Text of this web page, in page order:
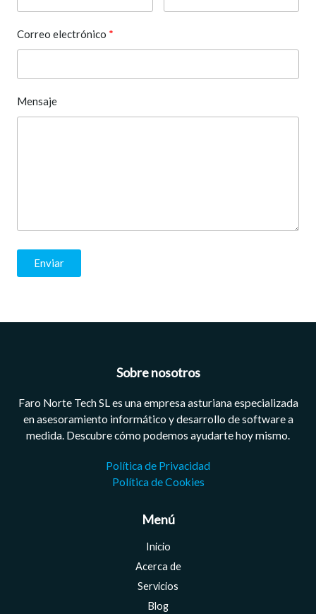
Correo electrónico
Mensaje
Enviar
Sobre nosotros
Faro Norte Tech SL es una empresa asturiana especializada
en asesoramiento informático y desarrollo de software a
medida. Descubre cómo podemos ayudarte hoy mismo.
Política de Privacidad
Política de Cookies
Menú
Inicio
Acerca de
Servicios
Blog